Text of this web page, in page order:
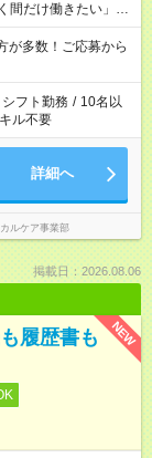
中は働いて、午後
希望を教えてくださ
週40時間を超える
が多数！ご応募から
シフト勤務 / 10名以
ル不要
詳細へ
ルケア事業部
掲載日：2026.08.06
NEW
履歴書も